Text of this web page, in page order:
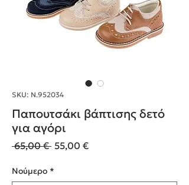
SKU: Ν.952034
Παπουτσάκι βάπτισης δετό
για αγόρι
65,00 € Κανονική
55,00 €Τιμή
Nούμερο *